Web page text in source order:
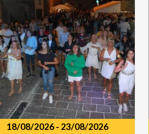
18/08/2026- 23/08/2026